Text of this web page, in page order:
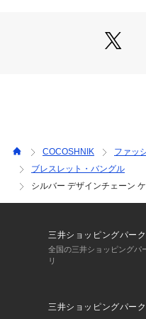
※照明の関係により、実際
ココシュニックの商品はジ
ーでの修理の対応ができま
商品と品質証明書をご持参
下さい。
います。
ショップリスト・連絡先は
取り扱いショップ検索等で
COCOSHNIK ファッ
ブレスレット・バングル
シルバー デザインチェーン
三井ショッピングパー
全国の三井ショッピングパ
リ
三井ショッピングパー